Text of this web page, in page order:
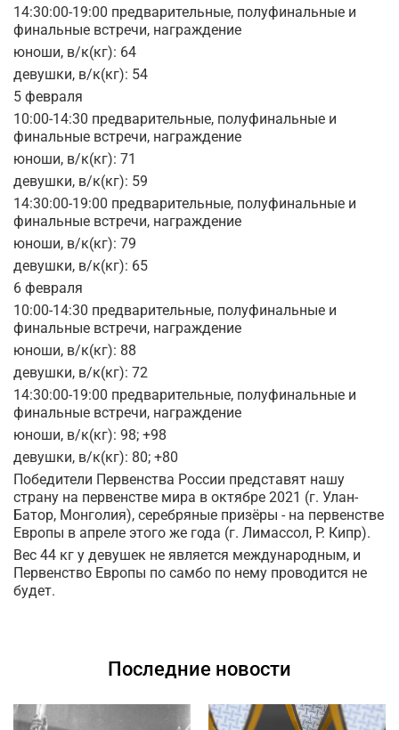
14:30:00-19:00 предварительные, полуфинальные и
финальные встречи, награждение
юноши, в/к(кг): 64
девушки, в/к(кг): 54
5 февраля
10:00-14:30 предварительные, полуфинальные и
финальные встречи, награждение
юноши, в/к(кг): 71
девушки, в/к(кг): 59
14:30:00-19:00 предварительные, полуфинальные и
финальные встречи, награждение
юноши, в/к(кг): 79
девушки, в/к(кг): 65
6 февраля
10:00-14:30 предварительные, полуфинальные и
финальные встречи, награждение
юноши, в/к(кг): 88
девушки, в/к(кг): 72
14:30:00-19:00 предварительные, полуфинальные и
финальные встречи, награждение
юноши, в/к(кг): 98; +98
девушки, в/к(кг): 80; +80
Победители Первенства России представят нашу
страну на первенстве мира в октябре 2021 (г. Улан-
Батор, Монголия), серебряные призёры - на первенстве
Европы в апреле этого же года (г. Лимассол, Р. Кипр).
Вес 44 кг у девушек не является международным, и
Первенство Европы по самбо по нему проводится не
будет.
Последние новости